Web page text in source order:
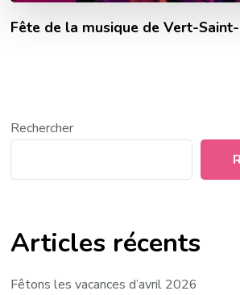
Fête de la musique de Vert-
Rechercher
Articles récents
Fêtons les vacances d’avril 2026